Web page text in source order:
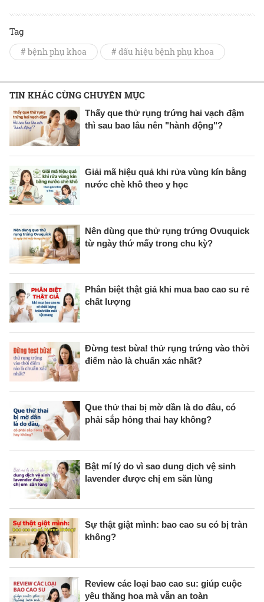
Tag
# bệnh phụ khoa # dấu hiệu bệnh phụ khoa
TIN KHÁC CÙNG CHUYÊN MỤC
Thấy que thử rụng trứng hai vạch đậm
thì sau bao lâu nên "hành động"?
Giải mã hiệu quả khi rửa vùng kín bằng
nước chè khô theo y học
Nên dùng que thử rụng trứng Ovuquick
từ ngày thứ mấy trong chu kỳ?
Phân biệt thật giả khi mua bao cao su rẻ
chất lượng
Đừng test bừa! thử rụng trứng vào thời
điểm nào là chuẩn xác nhất?
Que thử thai bị mờ dần là do đâu, có
phải sắp hỏng thai hay không?
Bật mí lý do vì sao dung dịch vệ sinh
lavender được chị em săn lùng
Sự thật giật mình: bao cao su có bị tràn
không?
Review các loại bao cao su: giúp cuộc
yêu thăng hoa mà vẫn an toàn